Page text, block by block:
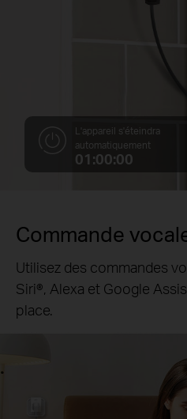
L'appareil s'éteindra
automatiquement
01:00:00
Commande
Utilisez des commandes
Siri®, Alexa et Google
place.